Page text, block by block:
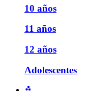
10 años
11 años
12 años
Adolescentes